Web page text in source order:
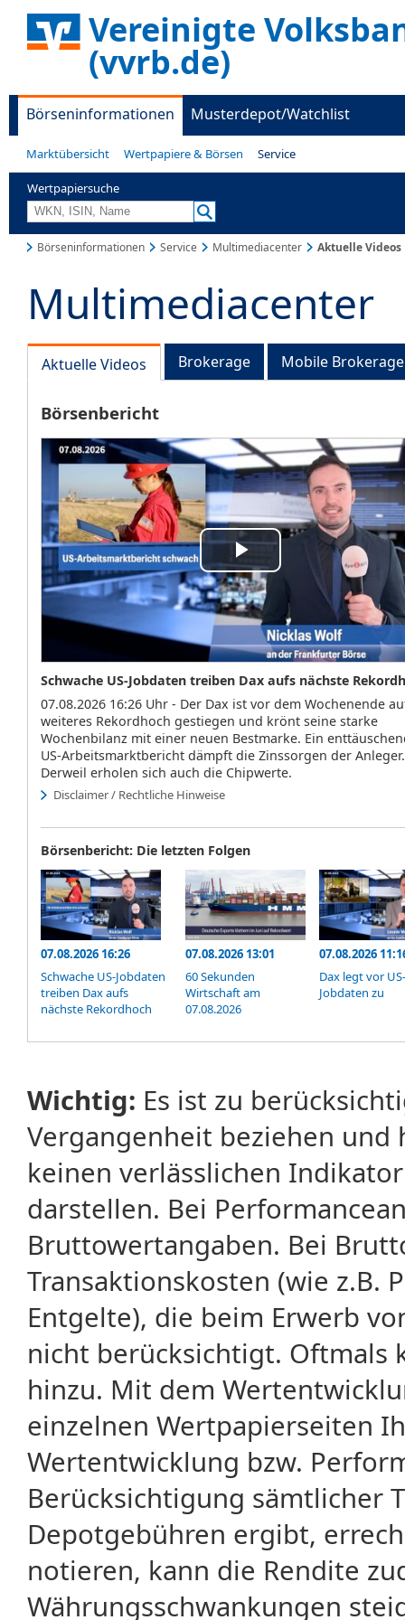
Vereinigte
(vvrb.de)
Börseninformationen Musterdepot/Watchlist
Marktübersicht Wertpapiere & Börsen Service
Wertpapiersuche
Börseninformationen Service Multimediacenter Aktuelle Videos
Multimediacenter
Aktuelle Videos Brokerage Mobile Brokerage
Börsenbericht
Play
Video
Schwache US-Jobdaten treiben Dax aufs nächste
07.08.2026 16:26 Uhr - Der Dax ist vor dem Wochenende
weiteres Rekordhoch gestiegen und krönt seine starke
Wochenbilanz mit einer neuen Bestmarke. Ein
US-Arbeitsmarktbericht dämpft die Zinssorgen der Anleger.
Derweil erholen sich auch die Chipwerte.
Disclaimer / Rechtliche Hinweise
Börsenbericht: Die letzten Folgen
07.08.2026 16:26
Schwache US-Jobdaten
treiben Dax aufs
nächste Rekordhoch
07.08.2026 13:01
60 Sekunden
Wirtschaft am
07.08.2026
07.08.2026
Dax legt vor US-
Jobdaten zu
Wichtig: Es ist zu
Vergangenheit beziehen
keinen verlässlichen
darstellen. Bei
Bruttowertangaben. Bei
Transaktionskosten (wie z.B.
Entgelte), die beim Erwerb
nicht berücksichtigt. Oftmals
hinzu. Mit dem
einzelnen Wertpapierseiten
Wertentwicklung bzw.
Berücksichtigung sämtlicher
Depotgebühren ergibt,
notieren, kann die Rendite
Währungsschwankungen